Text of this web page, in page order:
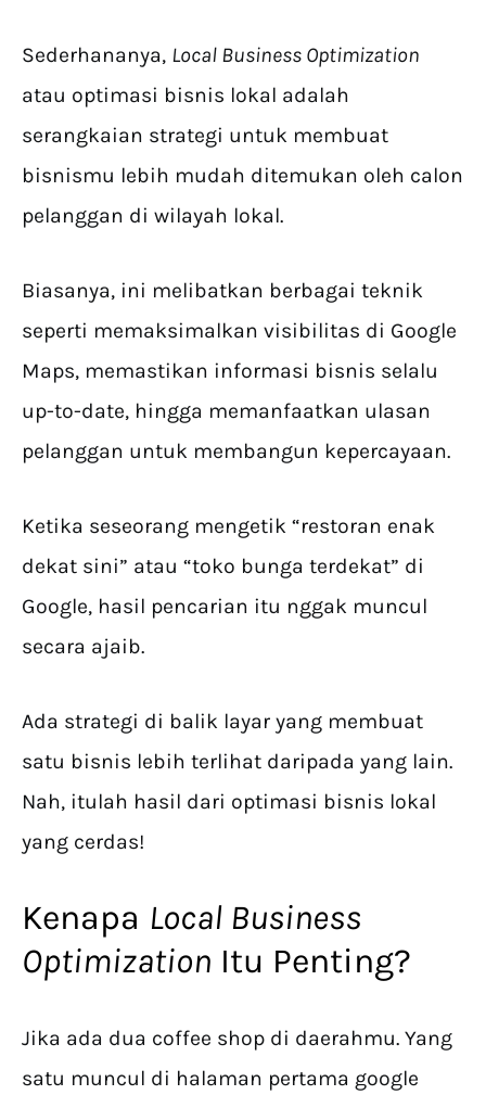
Sederhananya, Local Business Optimization
atau optimasi bisnis lokal adalah
serangkaian strategi untuk membuat
bisnismu lebih mudah ditemukan oleh calon
pelanggan di wilayah lokal.
Biasanya, ini melibatkan berbagai teknik
seperti memaksimalkan visibilitas di Google
Maps, memastikan informasi bisnis selalu
up-to-date, hingga memanfaatkan ulasan
pelanggan untuk membangun kepercayaan.
Ketika seseorang mengetik “restoran enak
dekat sini” atau “toko bunga terdekat” di
Google, hasil pencarian itu nggak muncul
secara ajaib.
Ada strategi di balik layar yang membuat
satu bisnis lebih terlihat daripada yang lain.
Nah, itulah hasil dari optimasi bisnis lokal
yang cerdas!
Kenapa Local Business
Optimization Itu Penting?
Jika ada dua coffee shop di daerahmu. Yang
satu muncul di halaman pertama google